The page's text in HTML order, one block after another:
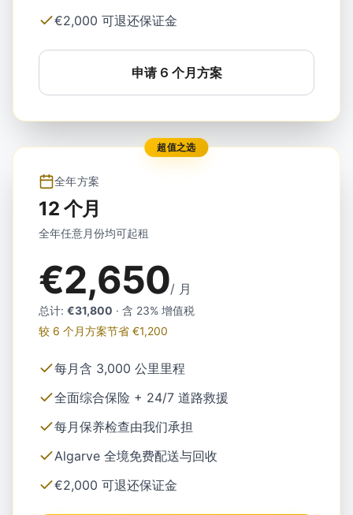
€2,000 可退还保证金
申请 6 个月方案
超值之选
全年方案
12 个月
全年任意月份均可起租
€2,650/ 月
总计: €31,800 · 含 23% 增值税
较 6 个月方案节省 €1,200
每月含 3,000 公里里程
全面综合保险 + 24/7 道路救援
每月保养检查由我们承担
Algarve 全境免费配送与回收
€2,000 可退还保证金